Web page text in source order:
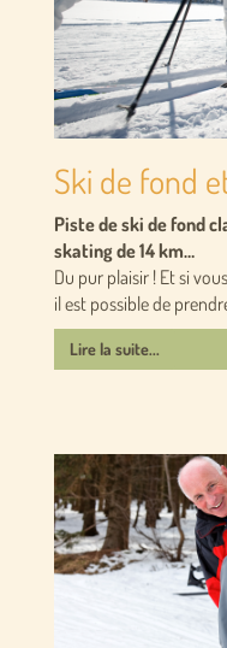
Ski de fond
Piste de ski de fond
skating de 14 km…
Du pur plaisir ! Et si
il est possible de
Lire la suite...